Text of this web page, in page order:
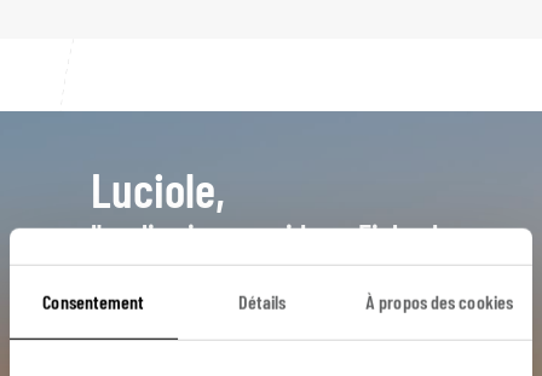
Consentement Détails À propos des cookies
Luciole,
l'appli qui vous guide en Finlande
L’itinéraire vers votre mökki